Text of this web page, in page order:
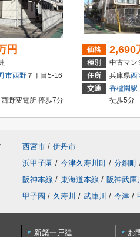
円
市西野 ７丁目5-16
野変電所 停歩7分
価格 2,690
種別
中古マン
住所
兵庫県西
交通
香櫨園駅
徒歩5分
西宮市 / 伊丹市
浜甲子園 / 今津久寿川町 / 分銅町
阪神本線 / 東海道本線 / 阪神武庫
甲子園 / 久寿川 / 武庫川 / 今津 /
新築一戸建 お